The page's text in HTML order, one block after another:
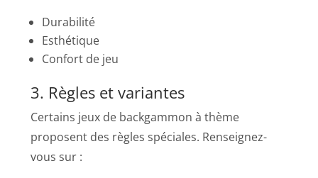
Durabilité
Esthétique
Confort de jeu
3. Règles et variantes
Certains jeux de backgammon à thème
proposent des règles spéciales. Renseignez-
vous sur :